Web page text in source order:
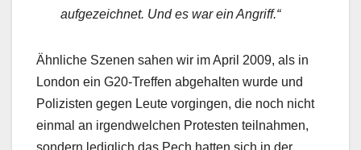
aufgezeichnet. Und es war ein Angriff.“
Ähnliche Szenen sahen wir im April 2009, als in
London ein G20-Treffen abgehalten wurde und
Polizisten gegen Leute vorgingen, die noch nicht
einmal an irgendwelchen Protesten teilnahmen,